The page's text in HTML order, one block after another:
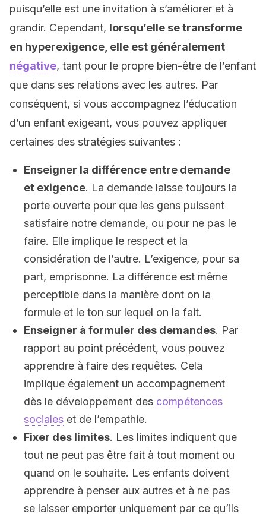
puisqu’elle est une invitation à s’améliorer et à
grandir. Cependant, lorsqu’elle se transforme
en hyperexigence, elle est généralement
négative, tant pour le propre bien-être de l’enfant
que dans ses relations avec les autres. Par
conséquent, si vous accompagnez l’éducation
d’un enfant exigeant, vous pouvez appliquer
certaines des stratégies suivantes :
Enseigner la différence entre demande
et exigence. La demande laisse toujours la
porte ouverte pour que les gens puissent
satisfaire notre demande, ou pour ne pas le
faire. Elle implique le respect et la
considération de l’autre. L’exigence, pour sa
part, emprisonne. La différence est même
perceptible dans la manière dont on la
formule et le ton sur lequel on la fait.
Enseigner à formuler des demandes. Par
rapport au point précédent, vous pouvez
apprendre à faire des requêtes. Cela
implique également un accompagnement
dès le développement des compétences
sociales et de l’empathie.
Fixer des limites. Les limites indiquent que
tout ne peut pas être fait à tout moment ou
quand on le souhaite. Les enfants doivent
apprendre à penser aux autres et à ne pas
se laisser emporter uniquement par ce qu’ils